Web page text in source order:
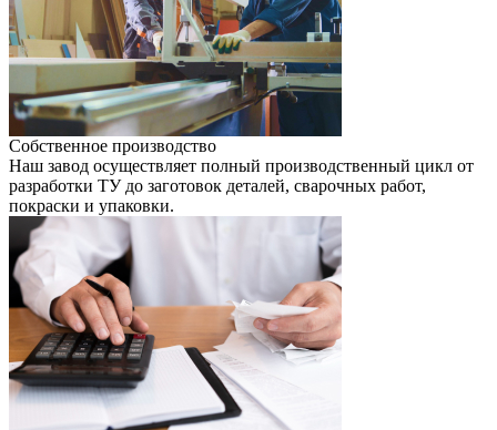
Собственное производство
Наш завод осуществляет полный производственный цикл от
разработки ТУ до заготовок деталей, сварочных работ,
покраски и упаковки.